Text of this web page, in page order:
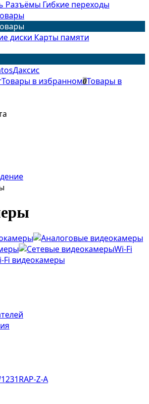
Разъёмы Гибкие переходы
диски Карты памяти
Даксис
Товары в избранном0Товары в
Wi-Fi